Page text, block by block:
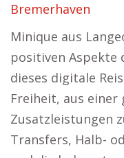
Bremerhaven
Minique aus
positiven
dieses digitale
Freiheit, aus einer
Zusatzleistungen
Transfers, Halb-